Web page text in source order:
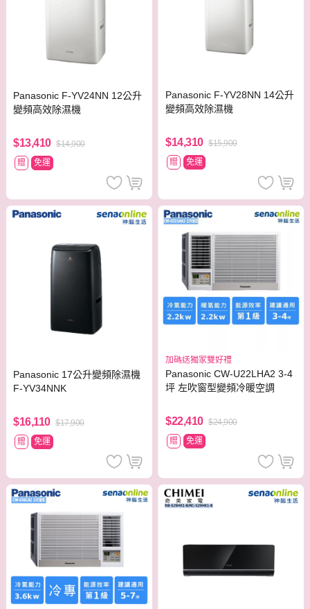
Panasonic F-YV24NN 12公升
變頻高效除濕機
$13,410 $14,900
贈
免運
Panasonic F-YV28NN 14公升
變頻高效除濕機
$14,310 $15,900
贈
免運
Panasonic 17公升變頻除濕機
F-YV34NNK
$16,110 $17,900
贈
免運
加碼送獨家雙好禮
Panasonic CW-U22LHA2 3-4
坪 左吹窗型變頻冷暖空調
$22,410 $24,900
贈
免運